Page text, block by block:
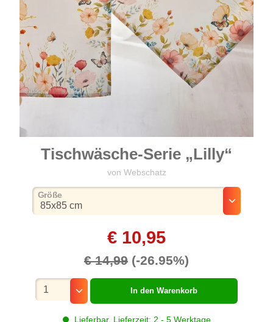
Tischwäsche-Serie „Lilly“
von Webschatz
€ 10,95
€ 14,99 (-26.95%)
Lieferbar. Lieferzeit: 2 - 5 Werktage
Größeauswählen
Mengenauswahl
In den Warenkorb